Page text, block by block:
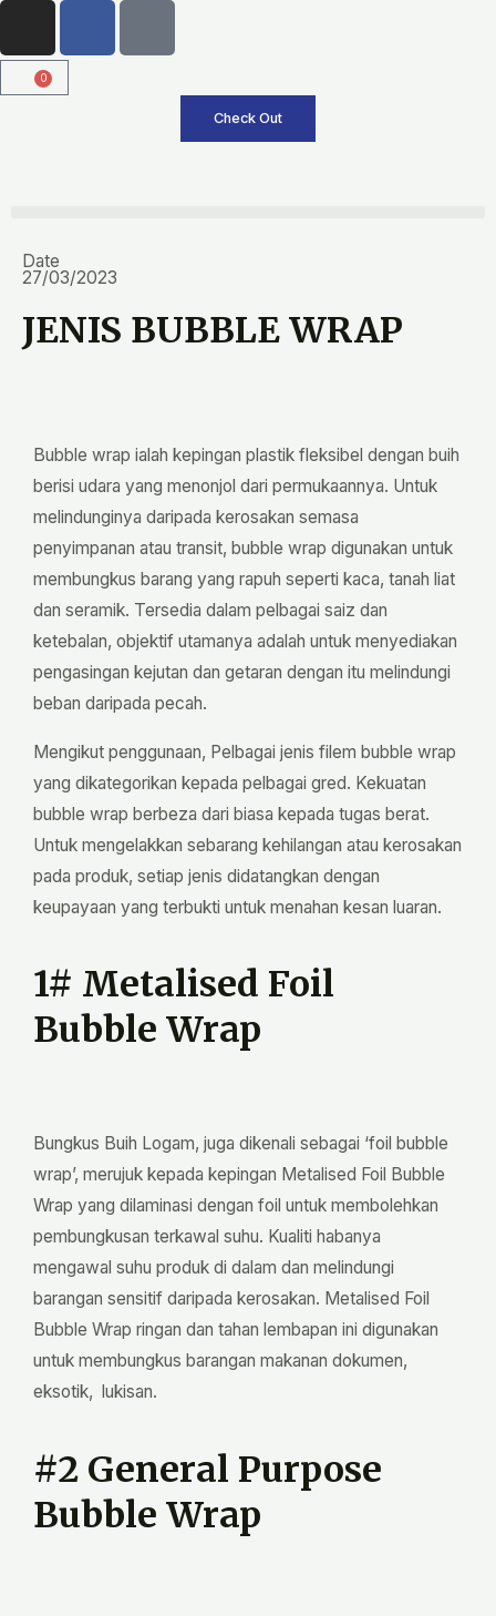
content
s
t
0
Cart
Check Out
Date
27/03/2023
JENIS BUBBLE WRAP
Bubble wrap ialah kepingan plastik fleksibel dengan buih
berisi udara yang menonjol dari permukaannya. Untuk
melindunginya daripada kerosakan semasa
penyimpanan atau transit, bubble wrap digunakan untuk
membungkus barang yang rapuh seperti kaca, tanah liat
dan seramik. Tersedia dalam pelbagai saiz dan
ketebalan, objektif utamanya adalah untuk menyediakan
pengasingan kejutan dan getaran dengan itu melindungi
beban daripada pecah.
Mengikut penggunaan, Pelbagai jenis filem bubble wrap
yang dikategorikan kepada pelbagai gred. Kekuatan
bubble wrap berbeza dari biasa kepada tugas berat.
Untuk mengelakkan sebarang kehilangan atau kerosakan
pada produk, setiap jenis didatangkan dengan
keupayaan yang terbukti untuk menahan kesan luaran.
1# Metalised Foil
Bubble Wrap
Bungkus Buih Logam, juga dikenali sebagai ‘foil bubble
wrap’, merujuk kepada kepingan Metalised Foil Bubble
Wrap yang dilaminasi dengan foil untuk membolehkan
pembungkusan terkawal suhu. Kualiti habanya
mengawal suhu produk di dalam dan melindungi
barangan sensitif daripada kerosakan. Metalised Foil
Bubble Wrap ringan dan tahan lembapan ini digunakan
untuk membungkus barangan makanan dokumen,
eksotik, lukisan.
#2 General Purpose
Bubble Wrap